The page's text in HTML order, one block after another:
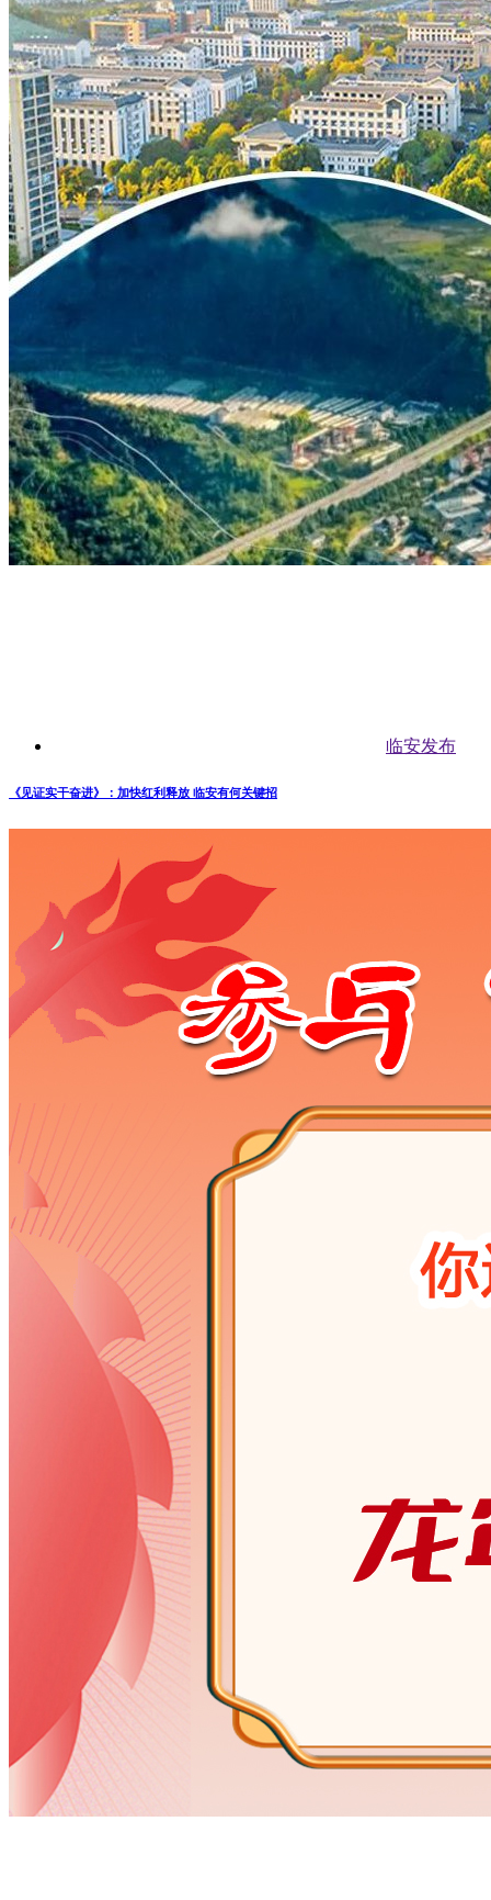
临安发布
《见证实干奋进》：加快红利释放 临安有何关键招